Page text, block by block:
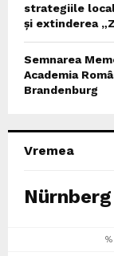
strategiile
și extinderea
Semnarea
Academia
Brandenburg
Vremea
Nürnberg
%